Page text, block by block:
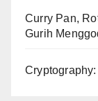
Curry Pan,
Gurih